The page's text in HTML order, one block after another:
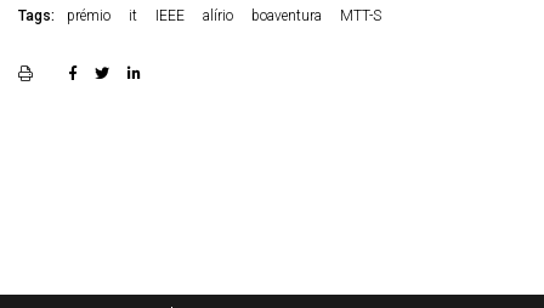
Tags: prémio it IEEE alírio boaventura MTT-S